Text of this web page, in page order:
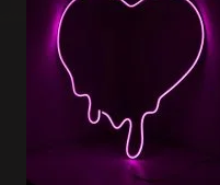
van.
változatok
termékoldalon